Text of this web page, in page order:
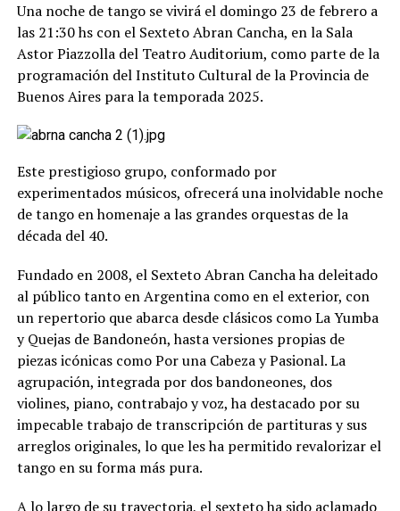
Una noche de tango se vivirá el domingo 23 de febrero a
las 21:30 hs con el Sexteto Abran Cancha, en la Sala
Astor Piazzolla del Teatro Auditorium, como parte de la
programación del Instituto Cultural de la Provincia de
Buenos Aires para la temporada 2025.
Este prestigioso grupo, conformado por
experimentados músicos, ofrecerá una inolvidable noche
de tango en homenaje a las grandes orquestas de la
década del 40.
Fundado en 2008, el Sexteto Abran Cancha ha deleitado
al público tanto en Argentina como en el exterior, con
un repertorio que abarca desde clásicos como La Yumba
y Quejas de Bandoneón, hasta versiones propias de
piezas icónicas como Por una Cabeza y Pasional. La
agrupación, integrada por dos bandoneones, dos
violines, piano, contrabajo y voz, ha destacado por su
impecable trabajo de transcripción de partituras y sus
arreglos originales, lo que les ha permitido revalorizar el
tango en su forma más pura.
A lo largo de su trayectoria, el sexteto ha sido aclamado